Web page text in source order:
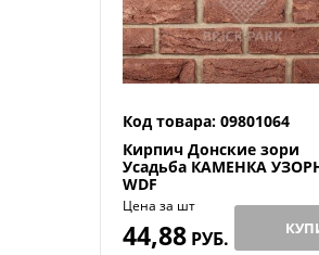
Код товара: 09801064
Кирпич Донские зори
Усадьба КАМЕНКА
WDF
Цена за шт
44,88РУБ.